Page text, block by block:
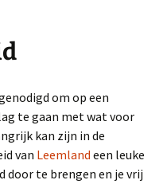
om op een
te gaan met wat voor
kan zijn in de
van Leemland een leuke
door te brengen en je vrij